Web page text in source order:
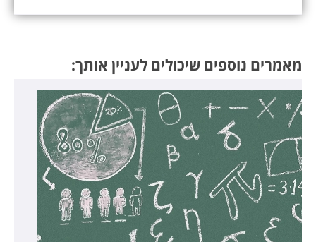
מאמרים נוספים שיכולים לעניין אותך: